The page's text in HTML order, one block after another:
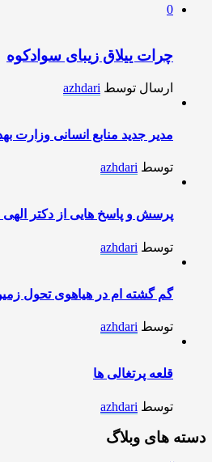
0
چرات ییلاق زیبای سوادکوه
ارسال توسط azhdari
مدیر جدید منابع انسانی وزارت
توسط azhdari
پرسش و پاسخ هایی از دکتر
توسط azhdari
گم گشته ام در هیاهوی تحول
توسط azhdari
قلعه پرتغالی ها
توسط azhdari
دسته های وبلاگ